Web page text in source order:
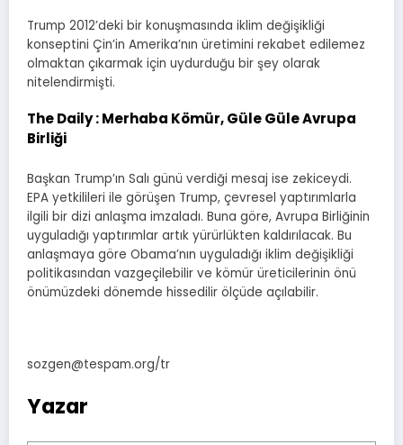
Trump 2012’deki bir konuşmasında iklim değişikliği
konseptini Çin’in Amerika’nın üretimini rekabet edilemez
olmaktan çıkarmak için uydurduğu bir şey olarak
nitelendirmişti.
The Daily : Merhaba Kömür, Güle Güle Avrupa
Birliği
Başkan Trump’ın Salı günü verdiği mesaj ise zekiceydi.
EPA yetkilileri ile görüşen Trump, çevresel yaptırımlarla
ilgili bir dizi anlaşma imzaladı. Buna göre, Avrupa Birliğinin
uyguladığı yaptırımlar artık yürürlükten kaldırılacak. Bu
anlaşmaya göre Obama’nın uyguladığı iklim değişikliği
politikasından vazgeçilebilir ve kömür üreticilerinin önü
önümüzdeki dönemde hissedilir ölçüde açılabilir.
sozgen@tespam.org/tr
Yazar